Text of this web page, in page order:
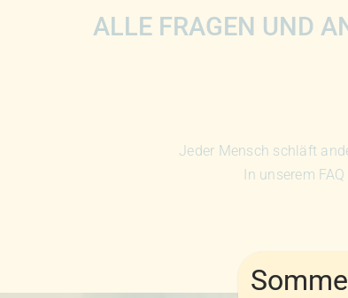
ALLE FRAGEN UND
Jeder Mensch schläft
In unserem